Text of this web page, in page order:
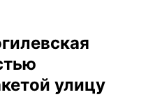
улицу